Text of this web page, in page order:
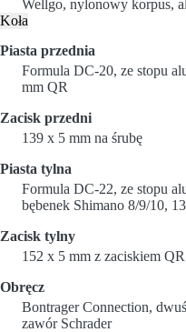
Wellgo, nylonowy korpus,
Koła
Piasta przednia
Formula DC-20, ze stopu
mm QR
Zacisk przedni
139 x 5 mm na śrubę
Piasta tylna
Formula DC-22, ze stopu
bębenek Shimano 8/9/10,
Zacisk tylny
152 x 5 mm z zaciskiem QR
Obręcz
Bontrager Connection,
zawór Schrader